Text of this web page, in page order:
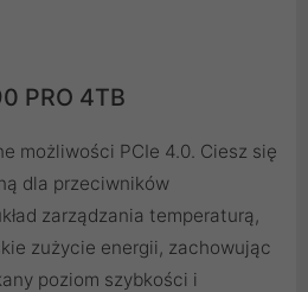
PRO 4TB
możliwości PCIe 4.0. Ciesz się
dla przeciwników
zarządzania temperaturą,
zużycie energii, zachowując
poziom szybkości i